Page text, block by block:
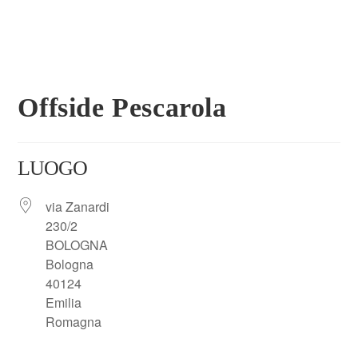
Offside Pescarola
LUOGO
via Zanardi
230/2
BOLOGNA
Bologna
40124
Emilia
Romagna